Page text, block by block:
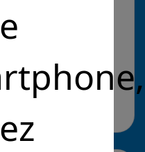
numérique